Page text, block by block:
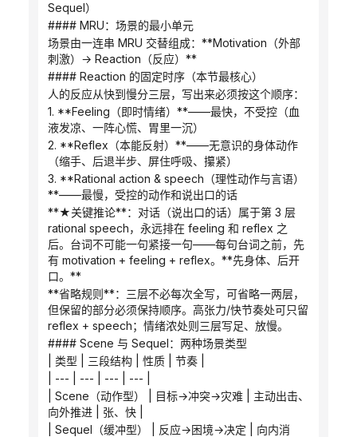
Sequel）
#### MRU：场景的最小单元
场景由一连串 MRU 交替组成：**Motivation（外部
刺激）→ Reaction（反应）**
#### Reaction 的固定时序（本节最核心）
人的反应从快到慢分三层，写出来必须按这个顺序：
1. **Feeling（即时情绪）**——最快，不受控（血
液发凉、一阵心慌、胃里一沉）
2. **Reflex（本能反射）**——无意识的身体动作
（缩手、后退半步、屏住呼吸、攥紧）
3. **Rational action & speech（理性动作与言语）
**——最慢，受控的动作和说出口的话
**★关键推论**：对话（说出口的话）属于第 3 层
rational speech，永远排在 feeling 和 reflex 之
后。台词不可能一句紧接一句——每句台词之前，先
有 motivation + feeling + reflex。**先身体、后开
口。**
**省略规则**：三层不必每次全写，可省略一两层，
但保留的部分必须保持顺序。高张力/快节奏处可只留
reflex + speech；情绪浓处则三层写足、放慢。
#### Scene 与 Sequel：两种场景类型
| 类型 | 三段结构 | 性质 | 节奏 |
| --- | --- | --- | --- |
| Scene（动作型） | 目标→冲突→灾难 | 主动出击、
向外推进 | 张、快 |
| Sequel（缓冲型） | 反应→困境→决定 | 向内消